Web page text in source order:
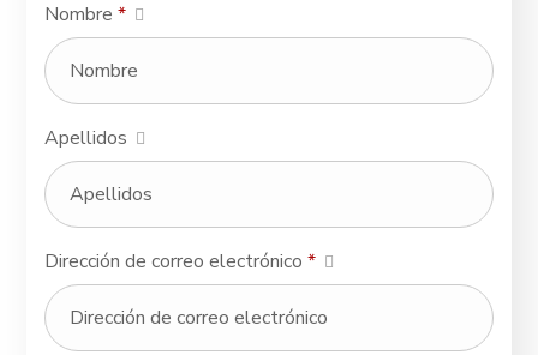
Nombre*
Apellidos
Dirección de correo electrónico*